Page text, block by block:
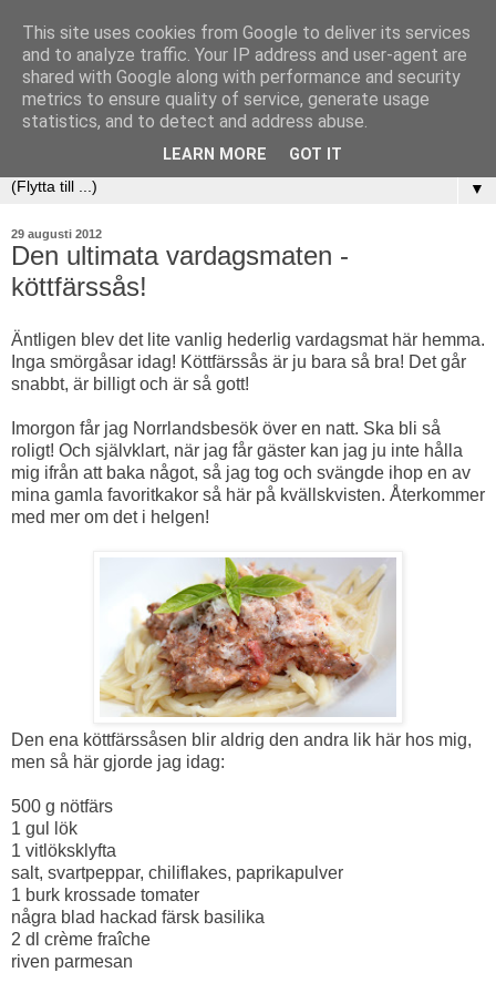
▼
29 augusti 2012
Den ultimata vardagsmaten -
köttfärssås!
Äntligen blev det lite vanlig hederlig vardagsmat här hemma.
Inga smörgåsar idag! Köttfärssås är ju bara så bra! Det går
snabbt, är billigt och är så gott!
Imorgon får jag Norrlandsbesök över en natt. Ska bli så
roligt! Och självklart, när jag får gäster kan jag ju inte hålla
mig ifrån att baka något, så jag tog och svängde ihop en av
mina gamla favoritkakor så här på kvällskvisten. Återkommer
med mer om det i helgen!
Den ena köttfärssåsen blir aldrig den andra lik här hos mig,
men så här gjorde jag idag:
500 g nötfärs
1 gul lök
1 vitlöksklyfta
salt, svartpeppar, chiliflakes, paprikapulver
1 burk krossade tomater
några blad hackad färsk basilika
2 dl crème fraîche
riven parmesan
This site uses cookies from Google to deliver its services
and to analyze traffic. Your IP address and user-agent are
shared with Google along with performance and security
metrics to ensure quality of service, generate usage
statistics, and to detect and address abuse.
LEARN MORE GOT IT